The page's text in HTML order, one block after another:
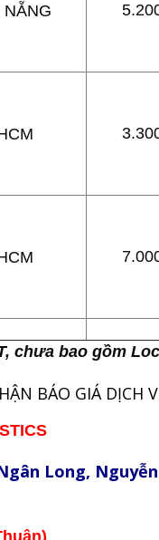
chưa bao gồm
BÁO GIÁ DỊCH
ân Long, Nguy